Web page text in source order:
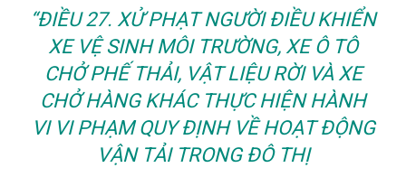
“ĐIỀU 27. XỬ PHẠT NGƯỜI ĐIỀU KHIỂN
XE VỆ SINH MÔI TRƯỜNG, XE Ô TÔ
CHỞ PHẾ THẢI, VẬT LIỆU RỜI VÀ XE
CHỞ HÀNG KHÁC THỰC HIỆN HÀNH
VI VI PHẠM QUY ĐỊNH VỀ HOẠT ĐỘNG
VẬN TẢI TRONG ĐÔ THỊ